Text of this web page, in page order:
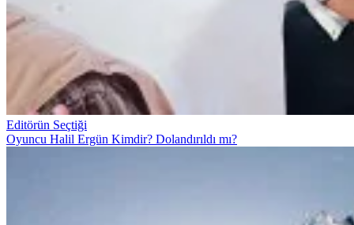
Editörün Seçtiği
Oyuncu Halil Ergün Kimdir? Dolandırıldı mı?